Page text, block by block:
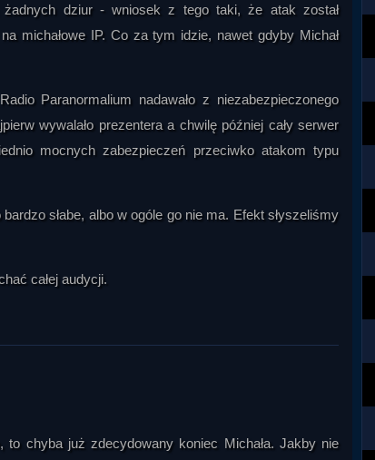
dziur - wniosek z tego taki, że atak został
michałowe IP. Co za tym idzie, nawet gdyby Michał
Paranormalium nadawało z niezabezpieczonego
wywalało prezentera a chwilę później cały serwer
mocnych zabezpieczeń przeciwko atakom typu
słabe, albo w ogóle go nie ma. Efekt słyszeliśmy
całej audycji.
chyba już zdecydowany koniec Michała. Jakby nie